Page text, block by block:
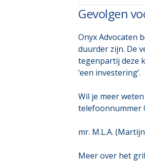
Gevolgen
Onyx Advocaten
duurder zijn. De
tegenpartij deze
‘een investering’.
Wil je meer
telefoonnummer
mr. M.L.A.
Meer over het